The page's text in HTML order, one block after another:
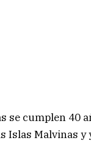
se cumplen 40
Islas Malvinas y